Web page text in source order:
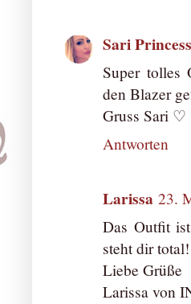
Sari
Super tolles
den Blazer
Gruss Sari ♡
Antworten
Larissa 23.
Das Outfit
steht dir
Liebe Grüße
Larissa von